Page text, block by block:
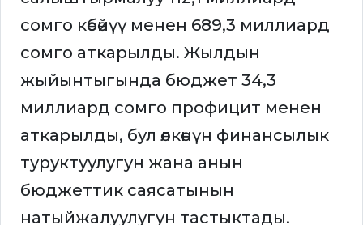
сомго көбөйүү менен 689,3 миллиард
сомго аткарылды. Жылдын
жыйынтыгында бюджет 34,3
миллиард сомго профицит менен
аткарылды, бул өлкөнүн финансылык
туруктуулугун жана анын
бюджеттик саясатынын
натыйжалуулугун тастыктады.